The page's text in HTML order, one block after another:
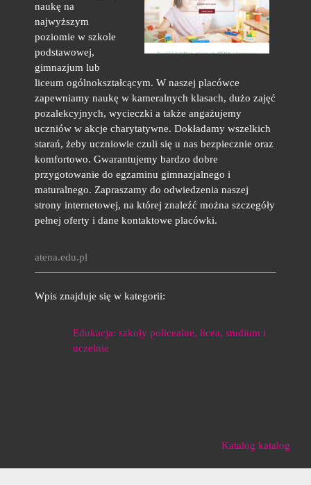
naukę na
najwyższym
poziomie w szkole
podstawowej,
gimnazjum lub
liceum ogólnokształcącym. W naszej placówce
zapewniamy naukę w kameralnych klasach, dużo zajęć
pozalekcyjnych, wycieczki a także angażujemy
uczniów w akcje charytatywne. Dokładamy wszelkich
starań, żeby uczniowie czuli się u nas bezpiecznie oraz
komfortowo. Gwarantujemy bardzo dobre
przygotowanie do egzaminu gimnazjalnego i
maturalnego. Zapraszamy do odwiedzenia naszej
strony internetowej, na której znaleźć można szczegóły
pełnej oferty i dane kontaktowe placówki.
atena.edu.pl
Wpis znajduje się w kategorii:
Edukacja: szkoły policealne, licea, studium i
uczelnie
Katalog katalog